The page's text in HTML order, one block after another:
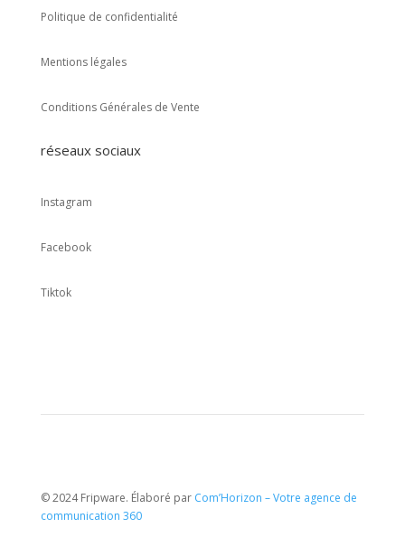
Politique de confidentialité
Mentions légales
Conditions Générales de Vente
réseaux sociaux
Instagram
Facebook
Tiktok
© 2024 Fripware. Élaboré par Com’Horizon – Votre agence de
communication 360